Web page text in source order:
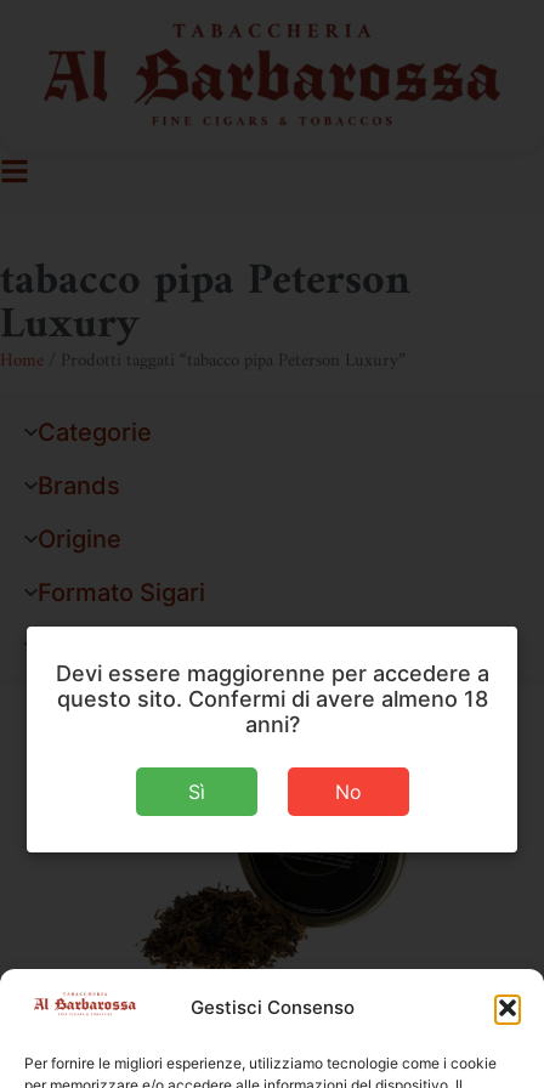
Gestisci Consenso
Per fornire le migliori esperienze, utilizziamo tecnologie come i cookie
tabacco pipa Peterson
Luxury
Home / Prodotti taggati “tabacco pipa Peterson Luxury”
Categorie
Brands
Origine
Formato Sigari
Peterson,Tabacco da Pipa
Peterson Luxury Blend
Devi essere maggiorenne per accedere a
questo sito. Confermi di avere almeno 18
anni?
Sì No